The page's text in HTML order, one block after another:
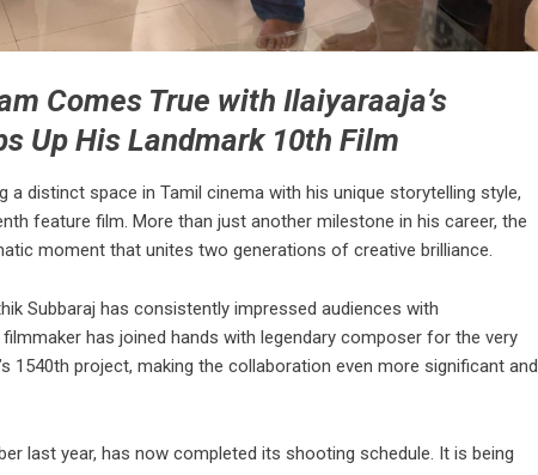
Comes True with Ilaiyaraaja’s
Up His Landmark 10th Film
distinct space in Tamil cinema with his unique storytelling style,
feature film. More than just another milestone in his career, the
moment that unites two generations of creative brilliance.
Subbaraj has consistently impressed audiences with
has joined hands with legendary composer for the very
1540th project, making the collaboration even more significant and
last year, has now completed its shooting schedule. It is being